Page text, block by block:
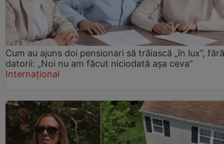
Cum au ajuns doi pensionari să trăiască „în lux”, fără
datorii: „Noi nu am făcut niciodată așa ceva”
Internațional